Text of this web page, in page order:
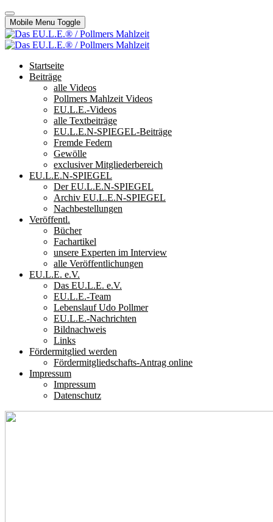
Mobile Menu Toggle
Startseite
Beiträge
alle Videos
Pollmers Mahlzeit Videos
EU.L.E.-Videos
alle Textbeiträge
EU.L.E.N-SPIEGEL-Beiträge
Fremde Federn
Gewölle
exclusiver Mitgliederbereich
EU.L.E.N-SPIEGEL
Der EU.L.E.N-SPIEGEL
Archiv EU.L.E.N-SPIEGEL
Nachbestellungen
Veröffentl.
Bücher
Fachartikel
unsere Experten im Interview
alle Veröffentlichungen
EU.L.E. e.V.
Das EU.L.E. e.V.
EU.L.E.-Team
Lebenslauf Udo Pollmer
EU.L.E.-Nachrichten
Bildnachweis
Links
Fördermitglied werden
Fördermitgliedschafts-Antrag online
Impressum
Impressum
Datenschutz